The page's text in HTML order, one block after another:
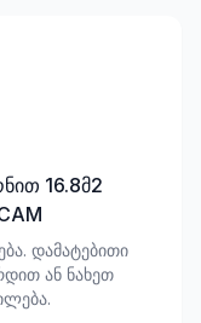
16.8მ2
დამატებითი
ან ნახეთ